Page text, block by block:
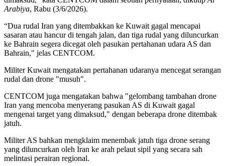
Arabiya, Rabu (3/6/2026).
“Dua rudal Iran yang ditembakkan ke Kuwait gagal mencapai
sasaran atau hancur di tengah jalan, dan tiga rudal yang diluncurkan
ke Bahrain segera dicegat oleh pasukan pertahanan udara AS dan
Bahrain," jelas CENTCOM.
Militer Kuwait mengatakan pertahanan udaranya mencegat serangan
rudal dan drone "musuh".
CENTCOM juga mengatakan bahwa "gelombang tambahan drone
Iran yang mencoba menyerang pasukan AS di Kuwait gagal
mengenai target yang dimaksud," dengan beberapa drone ditembak
jatuh.
Militer AS bahkan mengklaim menembak jatuh tiga drone serang
yang diluncurkan oleh Iran ke arah pelaut sipil yang secara sah
melintasi perairan regional.